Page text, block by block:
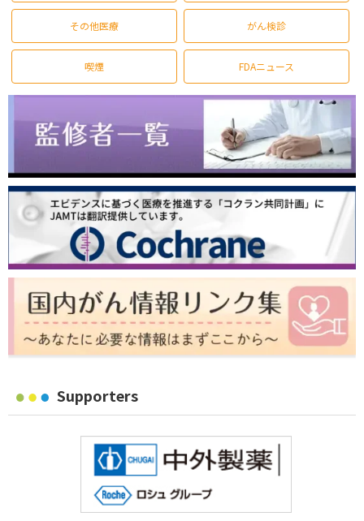
その他医療 がん検診
喫煙 FDAニュース
Supporters